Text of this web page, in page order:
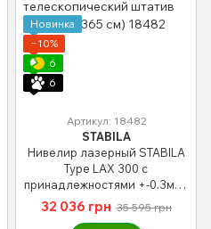
Новинка
−10%
6
6
Артикул: 18482
STABILA
Нивелир лазерный STABILA
Type LAX 300 с
принадлежностями +-0.3мм/
м + телескопический
штатив LT 30 (20-365 см)
32 036 грн 35 595 грн